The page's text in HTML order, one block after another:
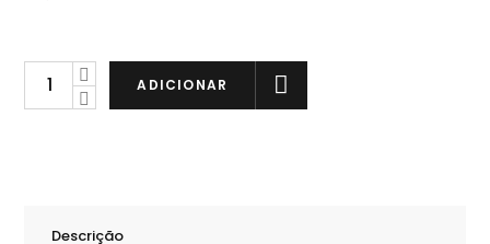
Plastimo
ADICIONAR
Descrição